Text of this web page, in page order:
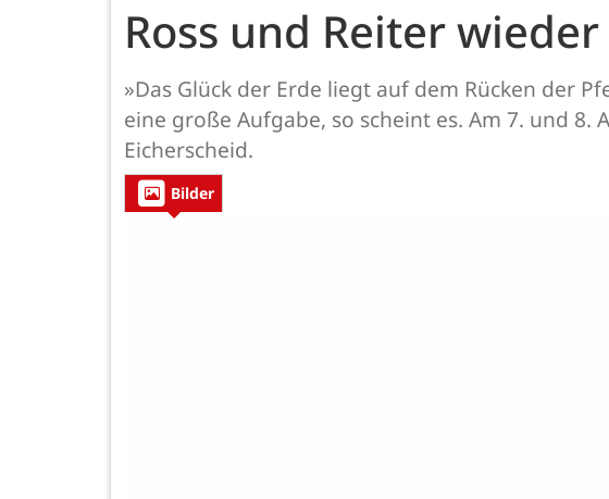
Ross und Reiter
»Das Glück der Erde liegt auf dem Rücken der
eine große Aufgabe, so scheint es. Am 7. und
Eicherscheid.
Bilder